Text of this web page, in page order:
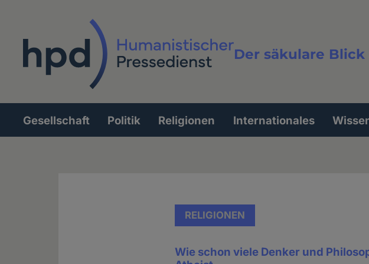
Der säkulare
Volltextsuche
Hauptnavigation
Gesellschaft Politik Religionen Internationales
RELIGIONEN
Wie schon viele Denker und